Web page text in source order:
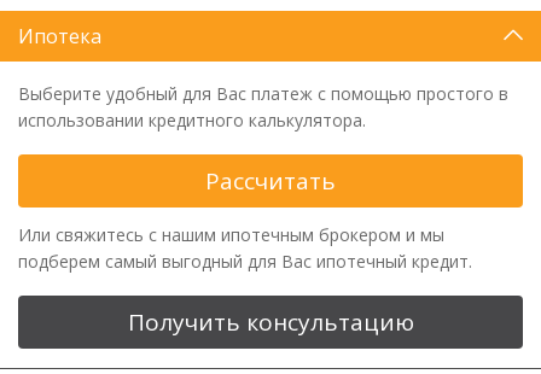
Ипотека
Выберите удобный для Вас платеж с помощью простого в
использовании кредитного калькулятора.
Рассчитать
Или свяжитесь с нашим ипотечным брокером и мы
подберем самый выгодный для Вас ипотечный кредит.
Получить консультацию